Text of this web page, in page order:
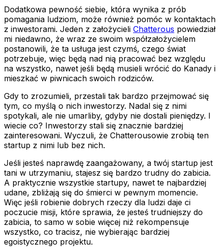
Dodatkowa pewność siebie, która wynika z prób
pomagania ludziom, może również pomóc w kontaktach
z inwestorami. Jeden z założycieli Chatterous powiedział
mi niedawno, że wraz ze swoim współzałożycielem
postanowili, że ta usługa jest czymś, czego świat
potrzebuje, więc będą nad nią pracować bez względu
na wszystko, nawet jeśli będą musieli wrócić do Kanady i
mieszkać w piwnicach swoich rodziców.
Gdy to zrozumieli, przestali tak bardzo przejmować się
tym, co myślą o nich inwestorzy. Nadal się z nimi
spotykali, ale nie umarliby, gdyby nie dostali pieniędzy. I
wiecie co? Inwestorzy stali się znacznie bardziej
zainteresowani. Wyczuli, że Chatterousowie zrobią ten
startup z nimi lub bez nich.
Jeśli jesteś naprawdę zaangażowany, a twój startup jest
tani w utrzymaniu, stajesz się bardzo trudny do zabicia.
A praktycznie wszystkie startupy, nawet te najbardziej
udane, zbliżają się do śmierci w pewnym momencie.
Więc jeśli robienie dobrych rzeczy dla ludzi daje ci
poczucie misji, które sprawia, że jesteś trudniejszy do
zabicia, to samo w sobie więcej niż rekompensuje
wszystko, co tracisz, nie wybierając bardziej
egoistycznego projektu.